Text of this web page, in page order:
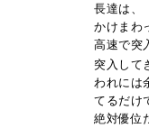
長達は、
かけまわ
高速で突
突入して
われには
てるだけ
絶対優位